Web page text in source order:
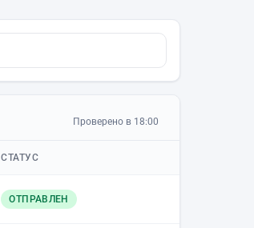
Проверено в 18:00
СТАТУС
ОТПРАВЛЕН